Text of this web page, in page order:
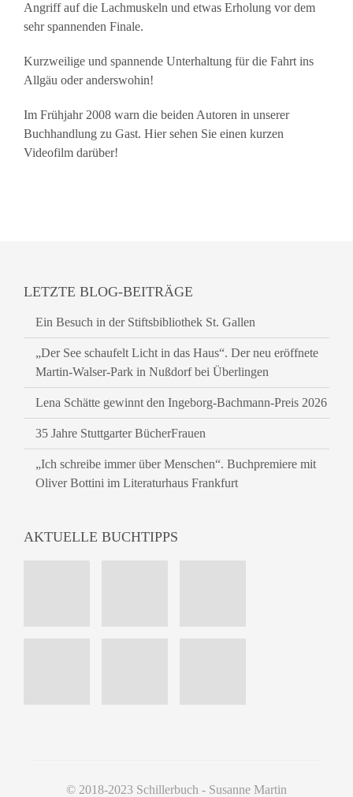
Angriff auf die Lachmuskeln und etwas Erholung vor dem
sehr spannenden Finale.
Kurzweilige und spannende Unterhaltung für die Fahrt ins
Allgäu oder anderswohin!
Im Frühjahr 2008 warn die beiden Autoren in unserer
Buchhandlung zu Gast. Hier sehen Sie einen kurzen
Videofilm darüber!
LETZTE BLOG-BEITRÄGE
Ein Besuch in der Stiftsbibliothek St. Gallen
„Der See schaufelt Licht in das Haus“. Der neu eröffnete
Martin-Walser-Park in Nußdorf bei Überlingen
Lena Schätte gewinnt den Ingeborg-Bachmann-Preis 2026
35 Jahre Stuttgarter BücherFrauen
„Ich schreibe immer über Menschen“. Buchpremiere mit
Oliver Bottini im Literaturhaus Frankfurt
AKTUELLE BUCHTIPPS
© 2018-2023 Schillerbuch - Susanne Martin